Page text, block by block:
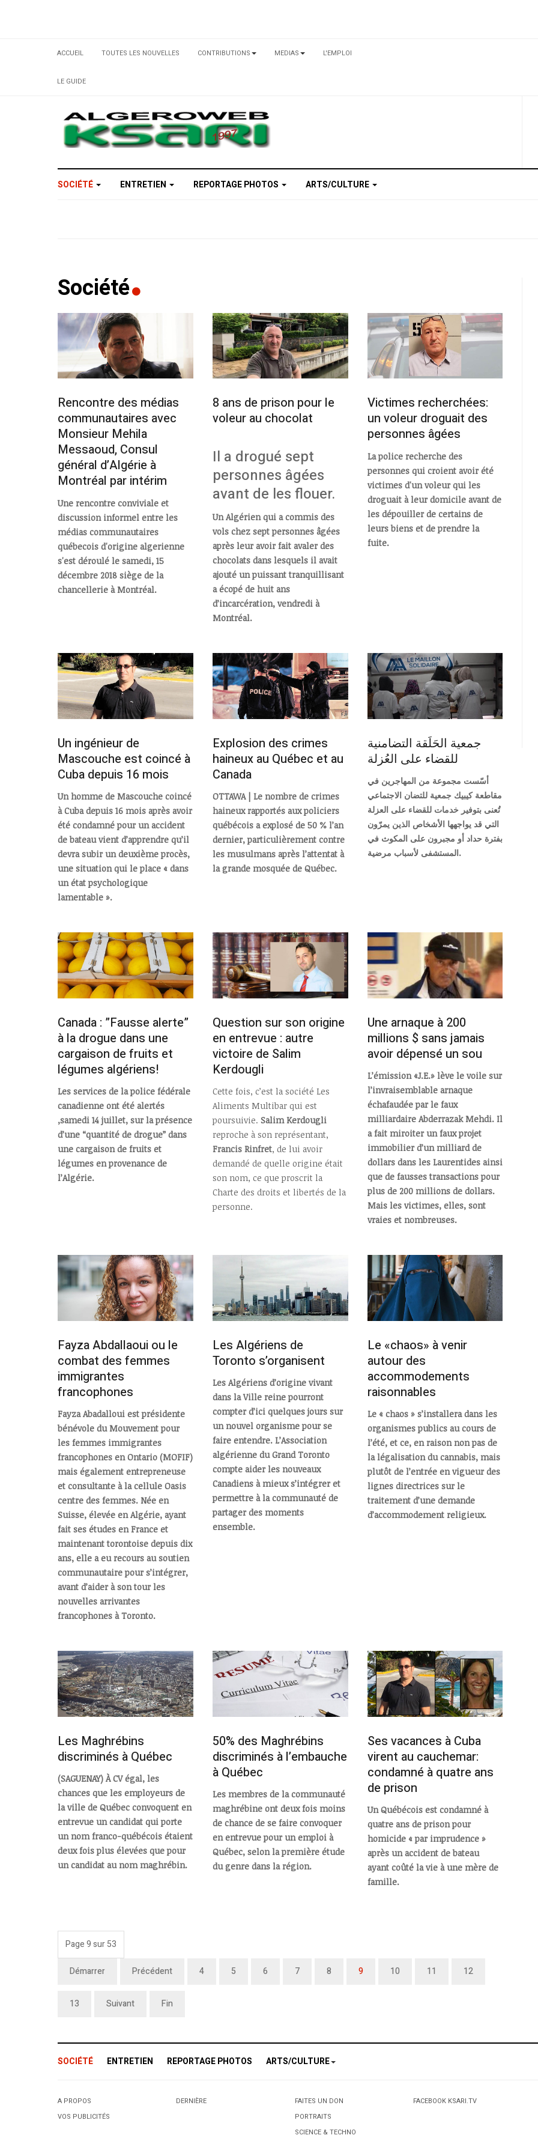
ACCUEIL TOUTES LES NOUVELLES CONTRIBUTIONS MEDIAS L'EMPLOI
LE GUIDE
SOCIÉTÉ ENTRETIEN REPORTAGE PHOTOS ARTS/CULTURE
Société
Rencontre des médias
communautaires avec
Monsieur Mehila
Messaoud, Consul
général d’Algérie à
Montréal par intérim
Une rencontre conviviale et
discussion informel entre les
médias communautaires
québecois d'origine algerienne
s'est déroulé le samedi, 15
décembre 2018 siège de la
chancellerie à Montréal.
8 ans de prison pour le
voleur au chocolat
Il a drogué sept
personnes âgées
avant de les flouer.
Un Algérien qui a commis des
vols chez sept personnes âgées
après leur avoir fait avaler des
chocolats dans lesquels il avait
ajouté un puissant tranquillisant
a écopé de huit ans
d’incarcération, vendredi à
Montréal.
Victimes recherchées:
un voleur droguait des
personnes âgées
La police recherche des
personnes qui croient avoir été
victimes d'un voleur qui les
droguait à leur domicile avant de
les dépouiller de certains de
leurs biens et de prendre la
fuite.
Un ingénieur de
Mascouche est coincé à
Cuba depuis 16 mois
Un homme de Mascouche coincé
à Cuba depuis 16 mois après avoir
été condamné pour un accident
de bateau vient d’apprendre qu’il
devra subir un deuxième procès,
une situation qui le place « dans
un état psychologique
lamentable ».
Explosion des crimes
haineux au Québec et au
Canada
OTTAWA | Le nombre de crimes
haineux rapportés aux policiers
québécois a explosé de 50 % l’an
dernier, particulièrement contre
les musulmans après l’attentat à
la grande mosquée de Québec.
جمعية الحَلَقة التضامنية
للقضاء على العُزلة
أسّست مجموعة من المهاجرين في
مقاطعة كيبيك جمعية للتضان الاجتماعي
تُعنى بتوفير خدمات للقضاء على العزلة
التي قد يواجهها الأشخاص الذين يمرّون
بفترة حداد أو مجبرون على المكوث في
المستشفى لأسباب مرضية.
Canada : ”Fausse alerte”
à la drogue dans une
cargaison de fruits et
légumes algériens!
Les services de la police fédérale
canadienne ont été alertés
,samedi 14 juillet, sur la présence
d’une “quantité de drogue” dans
une cargaison de fruits et
légumes en provenance de
l’Algérie.
Question sur son origine
en entrevue : autre
victoire de Salim
Kerdougli
Cette fois, c’est la société Les
Aliments Multibar qui est
poursuivie. Salim Kerdougli
reproche à son représentant,
Francis Rinfret, de lui avoir
demandé de quelle origine était
son nom, ce que proscrit la
Charte des droits et libertés de la
personne.
Une arnaque à 200
millions $ sans jamais
avoir dépensé un sou
L’émission «J.E.» lève le voile sur
l’invraisemblable arnaque
échafaudée par le faux
milliardaire Abderrazak Mehdi. Il
a fait miroiter un faux projet
immobilier d’un milliard de
dollars dans les Laurentides ainsi
que de fausses transactions pour
plus de 200 millions de dollars.
Mais les victimes, elles, sont
vraies et nombreuses.
Fayza Abdallaoui ou le
combat des femmes
immigrantes
francophones
Fayza Abadalloui est présidente
bénévole du Mouvement pour
les femmes immigrantes
francophones en Ontario (MOFIF)
mais également entrepreneuse
et consultante à la cellule Oasis
centre des femmes. Née en
Suisse, élevée en Algérie, ayant
fait ses études en France et
maintenant torontoise depuis dix
ans, elle a eu recours au soutien
communautaire pour s’intégrer,
avant d’aider à son tour les
nouvelles arrivantes
francophones à Toronto.
Les Algériens de
Toronto s’organisent
Les Algériens d’origine vivant
dans la Ville reine pourront
compter d’ici quelques jours sur
un nouvel organisme pour se
faire entendre. L’Association
algérienne du Grand Toronto
compte aider les nouveaux
Canadiens à mieux s’intégrer et
permettre à la communauté de
partager des moments
ensemble.
Le «chaos» à venir
autour des
accommodements
raisonnables
Le « chaos » s’installera dans les
organismes publics au cours de
l’été, et ce, en raison non pas de
la légalisation du cannabis, mais
plutôt de l’entrée en vigueur des
lignes directrices sur le
traitement d’une demande
d’accommodement religieux.
Les Maghrébins
discriminés à Québec
(SAGUENAY) À CV égal, les
chances que les employeurs de
la ville de Québec convoquent en
entrevue un candidat qui porte
un nom franco-québécois étaient
deux fois plus élevées que pour
un candidat au nom maghrébin.
50% des Maghrébins
discriminés à l’embauche
à Québec
Les membres de la communauté
maghrébine ont deux fois moins
de chance de se faire convoquer
en entrevue pour un emploi à
Québec, selon la première étude
du genre dans la région.
Ses vacances à Cuba
virent au cauchemar:
condamné à quatre ans
de prison
Un Québécois est condamné à
quatre ans de prison pour
homicide « par imprudence »
après un accident de bateau
ayant coûté la vie à une mère de
famille.
Page 9 sur 53
Démarrer Précédent 4 5 6 7 8 9 10 11 12
13 Suivant Fin
SOCIÉTÉ ENTRETIEN REPORTAGE PHOTOS ARTS/CULTURE
A PROPOS
VOS PUBLICITÉS
DERNIÈRE
FAITES UN DON
PORTRAITS
SCIENCE & TECHNO
FACEBOOK KSARI.TV